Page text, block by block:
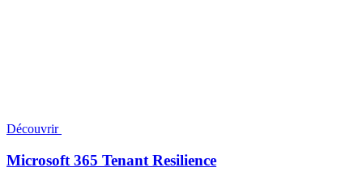
Découvrir
Microsoft 365 Tenant Resilience